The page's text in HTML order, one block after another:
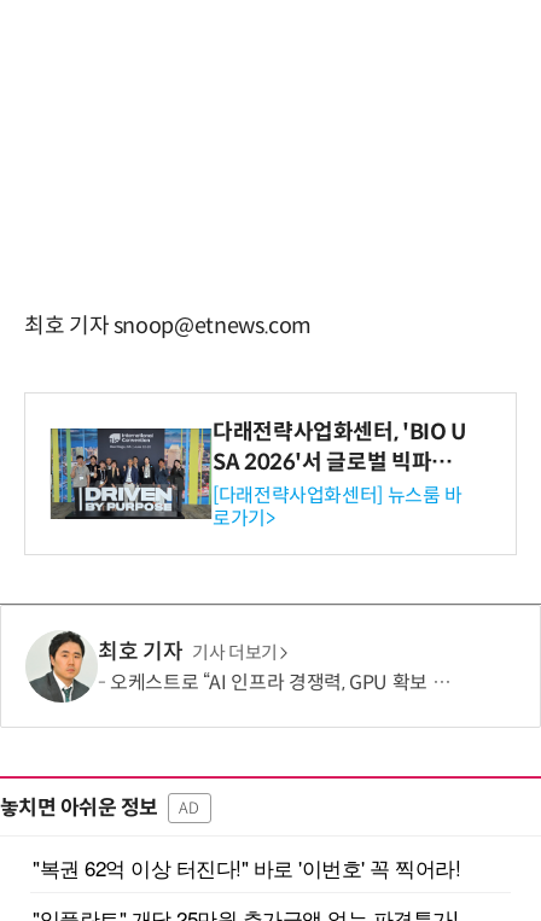
최호 기자 snoop@etnews.com
다래전략사업화센터, 'BIO U
SA 2026'서 글로벌 빅파마
와의 비즈니스 미팅 지원…K
-바이오 해외 진출 교두보 확
보
[다래전략사업화센터] 뉴스룸 바
로가기>
최호 기자 기사 더보기
오케스트로 “AI 인프라 경쟁력, GPU 확보 넘어 '운영 효율'이 좌우”
놓치면 아쉬운 정보 AD